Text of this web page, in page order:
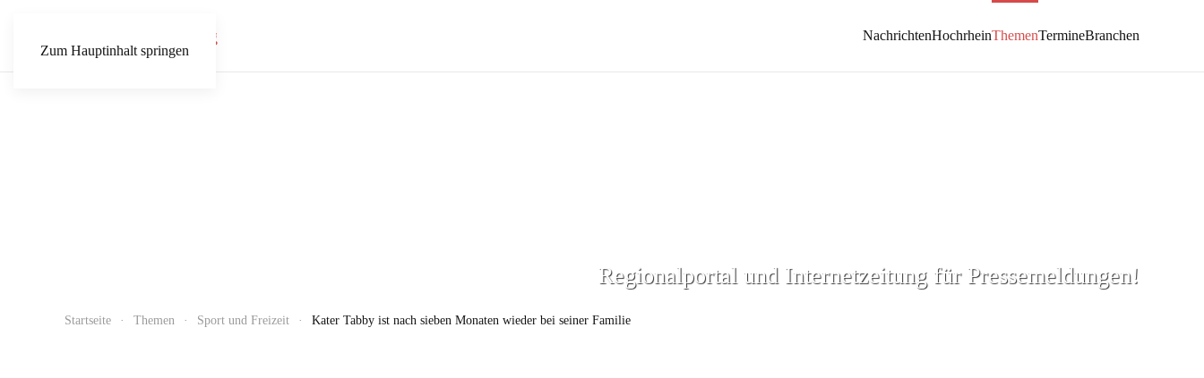
Zum Hauptinhalt springen
NachrichtenHochrheinThemenTermineBranchen
Regionalportal und Internetzeitung für Pressemeldungen!
Startseite Themen Sport und Freizeit Kater Tabby ist nach sieben Monaten wieder bei seiner Familie